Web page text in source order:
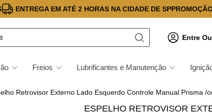
ENTREGA EM ATÉ 2 HORAS NA CIDADE DE SP
Entre
Freios Lubrificantes e Manutenção
Retrovisor Externo Lado Esquerdo Controle Manual Prisma /
ESPELHO RETROVISOR